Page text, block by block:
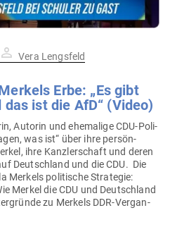
Vera Lengsfeld
Erbe: „Es gibt
ist die AfD“ (Video)
Autorin und ehe­malige CDU-Poli­­
was ist“ über ihre per­sön­
ihre Kanz­ler­schaft und deren
Deutschland und die CDU. Die
Merkels poli­tische Stra­tegie:
Merkel die CDU und Deutschland
zu Merkels DDR-Ver­­­gan­­